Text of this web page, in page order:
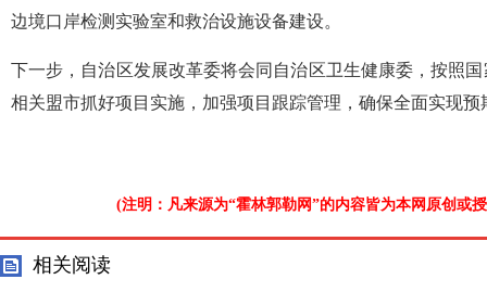
边境口岸检测实验室和救治设施设备建设。
下一步，自治区发展改革委将会同自治区卫生健康委，按照
相关盟市抓好项目实施，加强项目跟踪管理，确保全面实现预
(注明：凡来源为“霍林郭勒网”的内容皆为本网原创或
相关阅读